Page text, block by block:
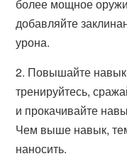
более мощное
добавляйте
урона.
2. Повышайте
тренируйтесь,
и прокачивайте
Чем выше навык,
наносить.